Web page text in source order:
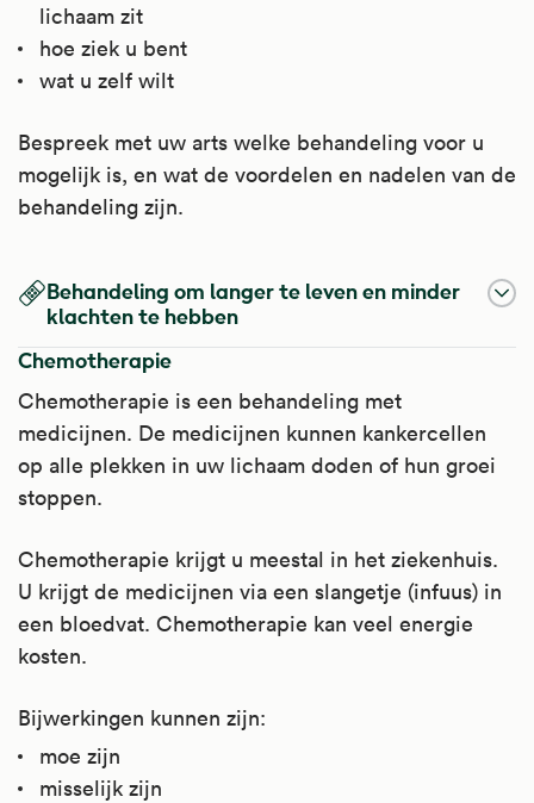
lichaam zit
hoe ziek u bent
wat u zelf wilt
Bespreek met uw arts welke behandeling voor u
mogelijk is, en wat de voordelen en nadelen van de
behandeling zijn.
Behandeling om langer te leven en minder
klachten te hebben
Chemotherapie
Chemotherapie is een behandeling met
medicijnen. De medicijnen kunnen kankercellen
op alle plekken in uw lichaam doden of hun groei
stoppen.
Chemotherapie krijgt u meestal in het ziekenhuis.
U krijgt de medicijnen via een slangetje (infuus) in
een bloedvat. Chemotherapie kan veel energie
kosten.
Bijwerkingen kunnen zijn:
moe zijn
misselijk zijn